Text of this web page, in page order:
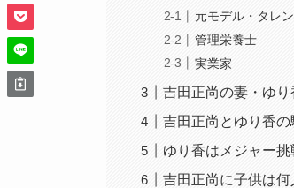
元モデル・タレン
管理栄養士
実業家
吉田正尚の妻・ゆり
吉田正尚とゆり香の
ゆり香はメジャー
吉田正尚に子供は何